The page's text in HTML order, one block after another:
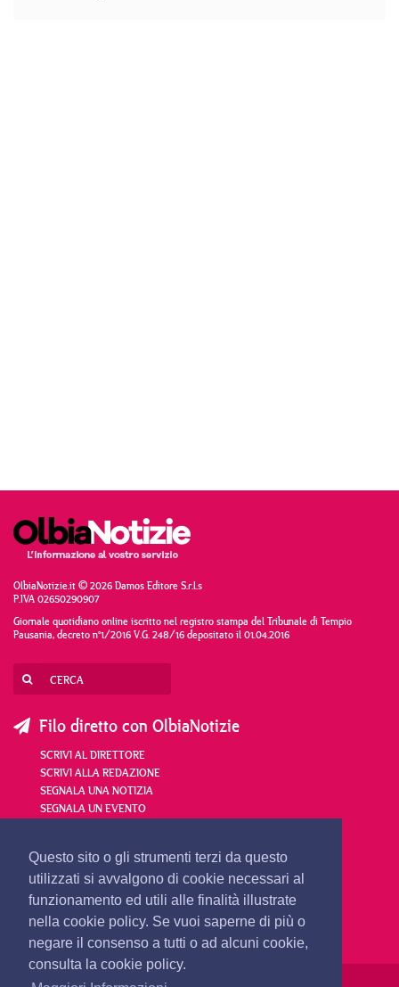
Questo sito o gli strumenti terzi da questo
utilizzati si avvalgono di cookie necessari al
funzionamento ed utili alle finalità illustrate
nella cookie policy. Se vuoi saperne di più o
negare il consenso a tutti o ad alcuni cookie,
consulta la cookie policy.
OlbiaNotizie.it © 2026 Damos Editore S.r.l.s
P.IVA 02650290907
Giornale quotidiano online iscritto nel registro stampa del Tribunale di Tempio
Pausania, decreto n°1/2016 V.G. 248/16 depositato il 01.04.2016
Filo diretto con OlbiaNotizie
SCRIVI AL DIRETTORE
SCRIVI ALLA REDAZIONE
SEGNALA UNA NOTIZIA
SEGNALA UN EVENTO
redazione@olbianotizie.it